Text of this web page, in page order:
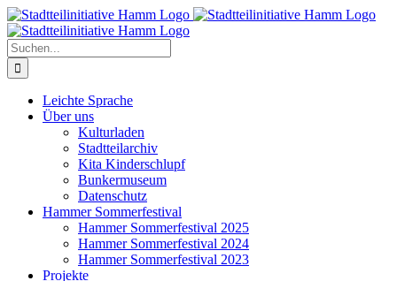
Zum
Inhalt
springen
Suche
nach:
Leichte Sprache
Über uns
Kulturladen
Stadtteilarchiv
Kita Kinderschlupf
Bunkermuseum
Datenschutz
Hammer Sommerfestival
Hammer Sommerfestival 2025
Hammer Sommerfestival 2024
Hammer Sommerfestival 2023
Projekte